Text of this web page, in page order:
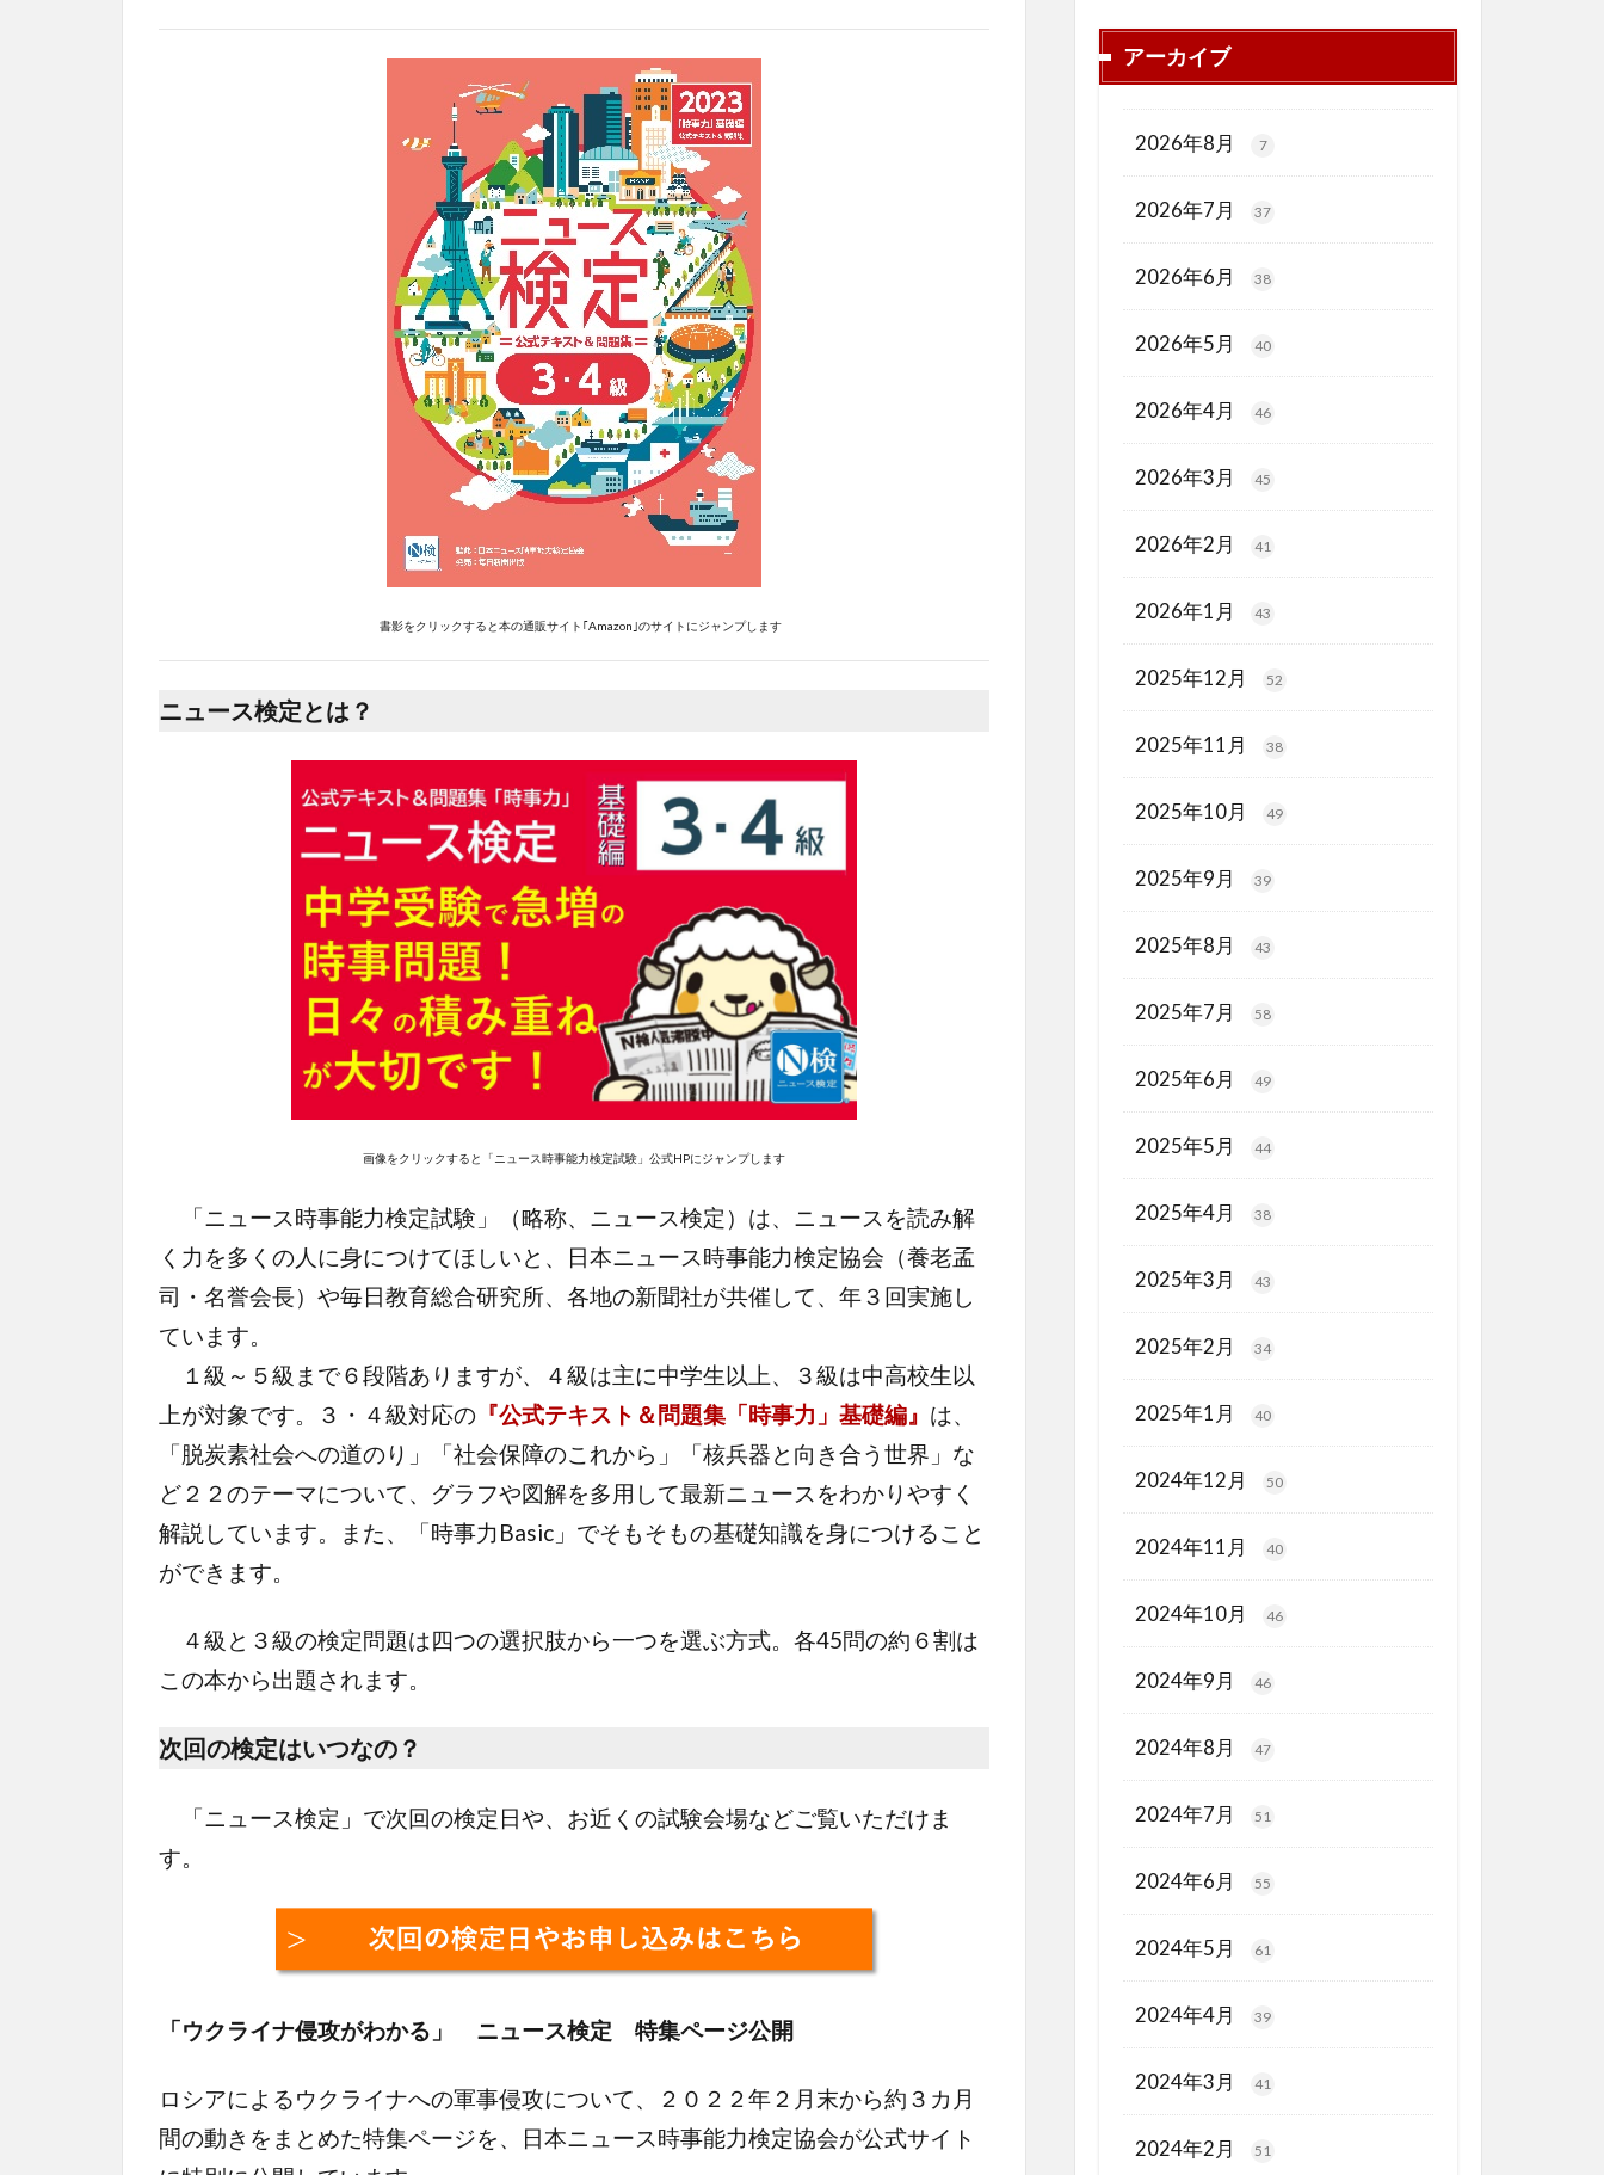
書影をクリックすると本の通販サイト｢Amazon｣のサイトにジャンプします
ニュース検定とは？
画像をクリックすると「ニュース時事能力検定試験」公式HPにジャンプします
「ニュース時事能力検定試験」（略称、ニュース検定）は、ニュースを読み解
く力を多くの人に身につけてほしいと、日本ニュース時事能力検定協会（養老孟
司・名誉会長）や毎日教育総合研究所、各地の新聞社が共催して、年３回実施し
ています。
１級～５級まで６段階ありますが、４級は主に中学生以上、３級は中高校生以
上が対象です。３・４級対応の 『公式テキスト＆問題集「時事力」基礎編』 は、
「脱炭素社会への道のり」「社会保障のこれから」「核兵器と向き合う世界」な
ど２２のテーマについて、グラフや図解を多用して最新ニュースをわかりやすく
解説しています。また、「時事力Basic」でそもそもの基礎知識を身につけること
ができます。
４級と３級の検定問題は四つの選択肢から一つを選ぶ方式。各45問の約６割は
この本から出題されます。
次回の検定はいつなの？
「ニュース検定」で次回の検定日や、お近くの試験会場などご覧いただけま
す。
「ウクライナ侵攻がわかる」 ニュース検定 特集ページ公開
ロシアによるウクライナへの軍事侵攻について、２０２２年２月末から約３カ月
間の動きをまとめた特集ページを、日本ニュース時事能力検定協会が公式サイト
アーカイブ
2026年8月 7
2026年7月 37
2026年6月 38
2026年5月 40
2026年4月 46
2026年3月 45
2026年2月 41
2026年1月 43
2025年12月 52
2025年11月 38
2025年10月 49
2025年9月 39
2025年8月 43
2025年7月 58
2025年6月 49
2025年5月 44
2025年4月 38
2025年3月 43
2025年2月 34
2025年1月 40
2024年12月 50
2024年11月 40
2024年10月 46
2024年9月 46
2024年8月 47
2024年7月 51
2024年6月 55
2024年5月 61
2024年4月 39
2024年3月 41
2024年2月 51